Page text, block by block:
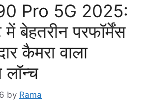
Pro 5G 2025:
बेहतरीन परफॉर्मेंस
कैमरा वाला
लॉन्च
by Rama